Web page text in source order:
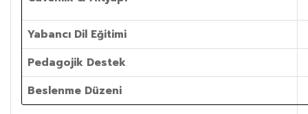
Yabancı Dil Eğitimi
Pedagojik Destek
Beslenme Düzeni